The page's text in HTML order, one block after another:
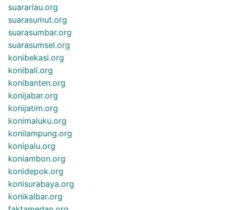
suarariau.org
suarasumut.org
suarasumbar.org
suarasumsel.org
konibekasi.org
konibali.org
konibanten.org
konijabar.org
konijatim.org
konimaluku.org
konilampung.org
konipalu.org
koniambon.org
konidepok.org
konisurabaya.org
konikalbar.org